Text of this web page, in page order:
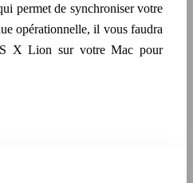
permet de synchroniser votre
opérationnelle, il vous faudra
X Lion sur votre Mac pour